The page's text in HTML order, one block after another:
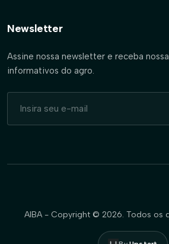
Newsletter
Assine nossa newsletter e receba
informativos do agro.
AIBA - Copyright © 2026. Todos os